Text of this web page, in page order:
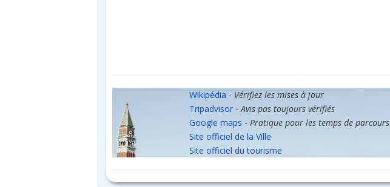
Wikipédia - Vérifiez les mises à jour
Tripadvisor- Avis pas toujours vérifiés
Google maps - Pratique pour les temps de parcours
Site officiel de la Ville
Site officiel du tourisme